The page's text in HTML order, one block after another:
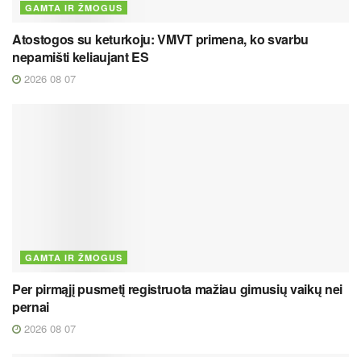
GAMTA IR ŽMOGUS
Atostogos su keturkoju: VMVT primena, ko svarbu
nepamišti keliaujant ES
2026 08 07
GAMTA IR ŽMOGUS
Per pirmąjį pusmetį registruota mažiau gimusių vaikų nei
pernai
2026 08 07